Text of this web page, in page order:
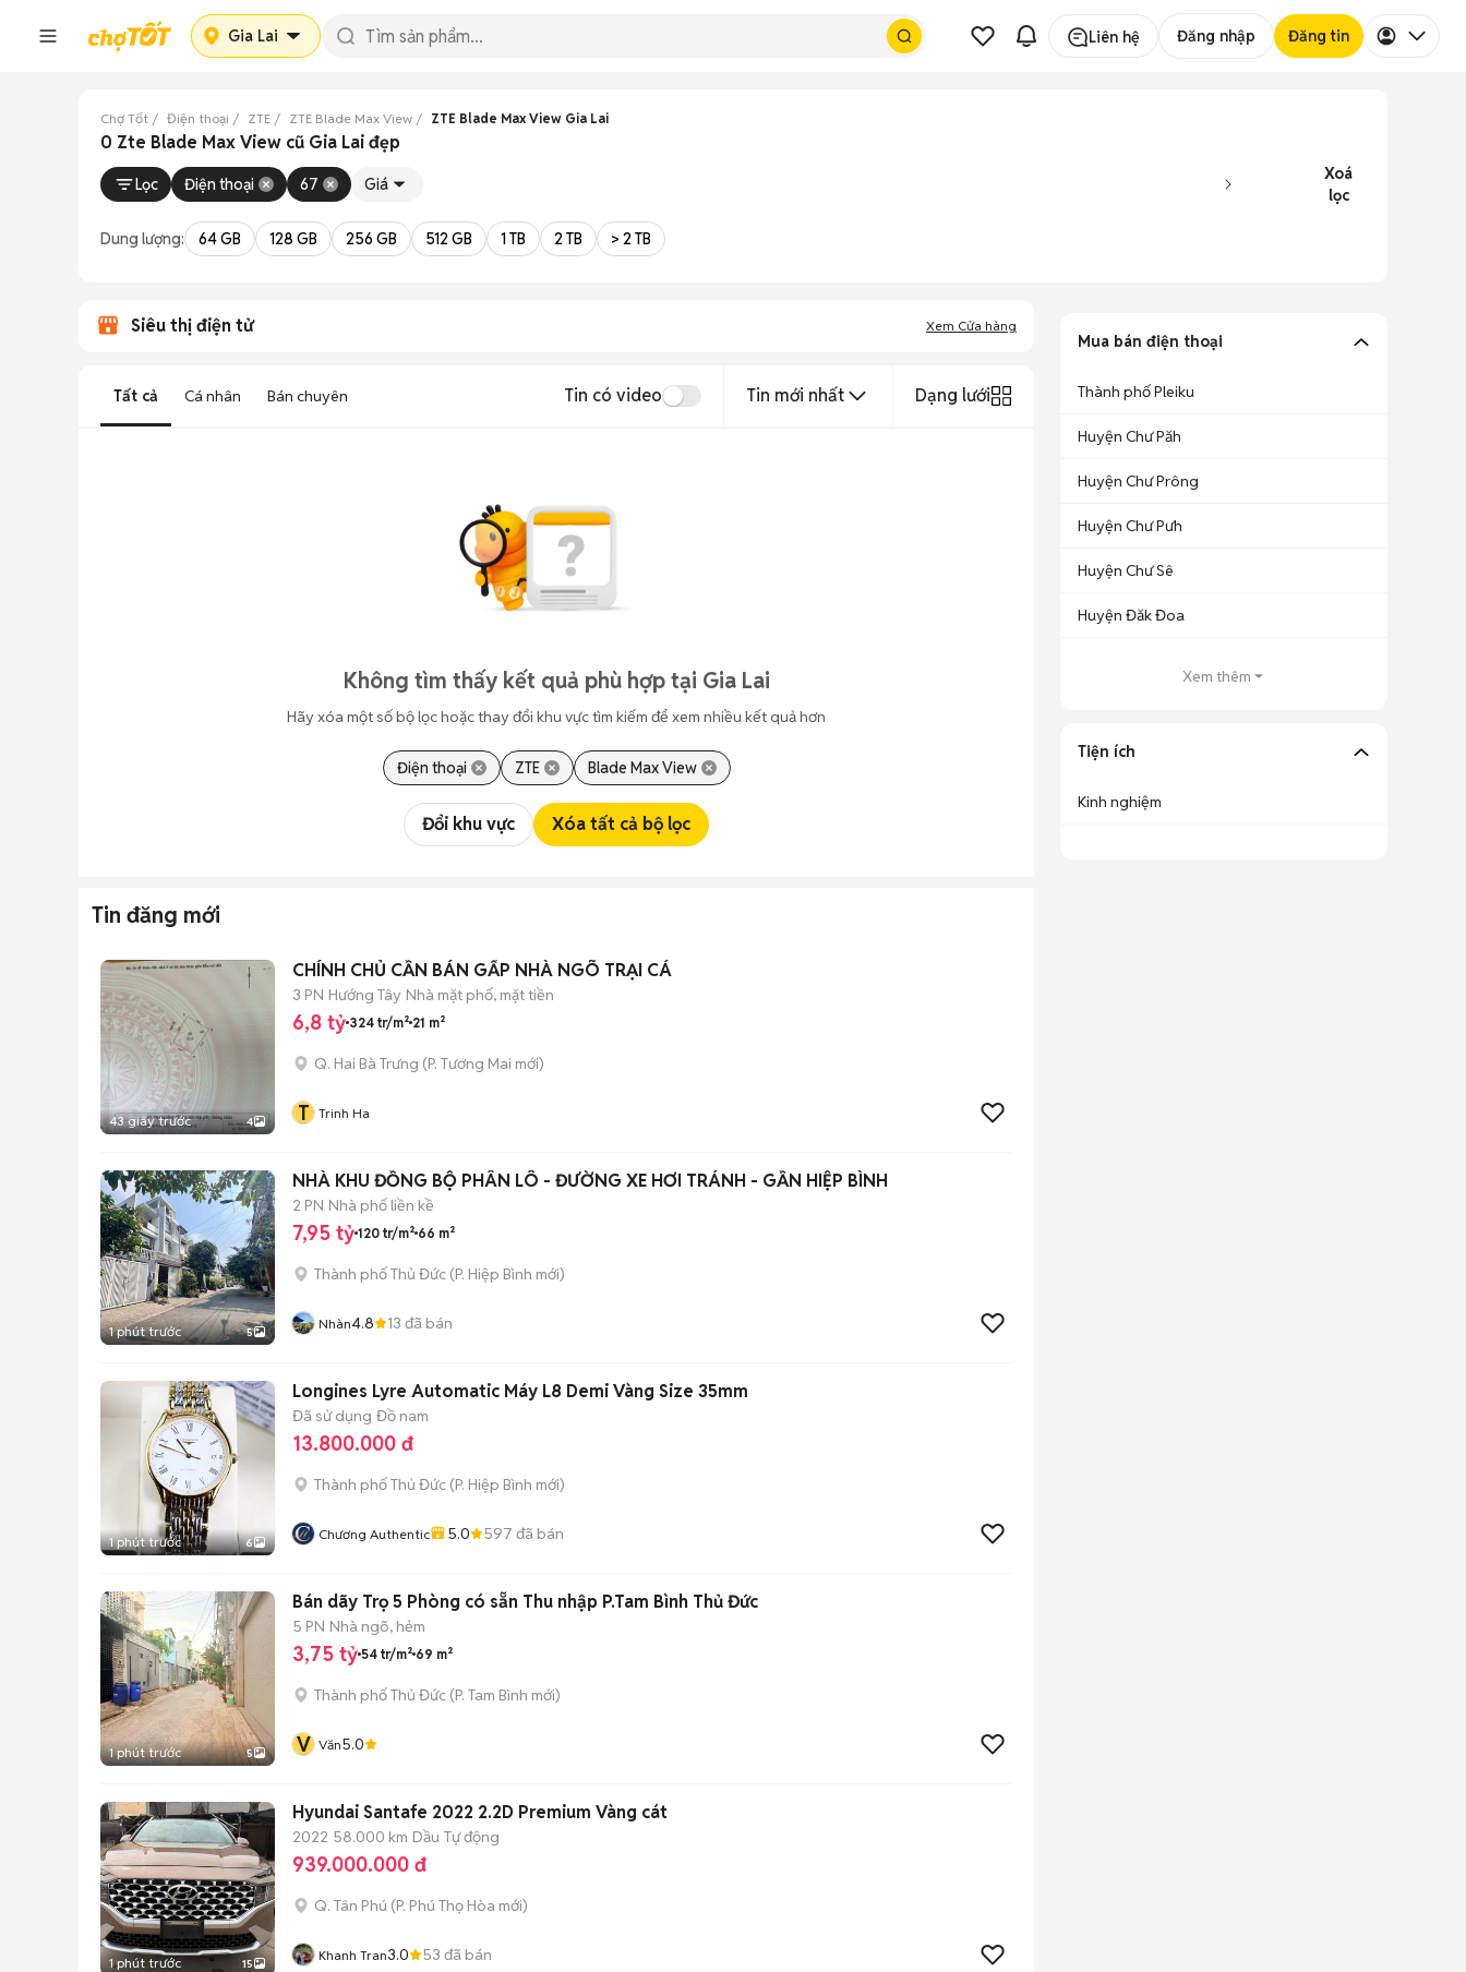
Gia Lai Liên hệ Đăng nhập Đăng tin
Chợ Tốt Điện thoại ZTE ZTE Blade Max View ZTE Blade Max View Gia Lai
0 Zte Blade Max View cũ Gia Lai đẹp
Lọc Điện thoại 67 Giá
Xoá
lọc
Dung lượng: 64 GB 128 GB 256 GB 512 GB 1 TB 2 TB > 2 TB
Siêu thị điện tử Xem Cửa hàng
Tất cả Cá nhân Bán chuyên Tin có video Tin mới nhất Dạng lưới
Không tìm thấy kết quả phù hợp tại Gia Lai
Hãy xóa một số bộ lọc hoặc thay đổi khu vực tìm kiếm để xem nhiều kết quả hơn
Điện thoại ZTE Blade Max View
Đổi khu vực Xóa tất cả bộ lọc
Tin đăng mới
43 giây trước 4
CHÍNH CHỦ CẦN BÁN GẤP NHÀ NGÕ TRẠI CÁ
3 PN Hướng Tây Nhà mặt phố, mặt tiền
6,8 tỷ 324 tr/m² 21 m²
Q. Hai Bà Trưng (P. Tương Mai mới)
T Trinh Ha
1 phút trước 5
NHÀ KHU ĐỒNG BỘ PHÂN LÔ - ĐƯỜNG XE HƠI TRÁNH - GẦN HIỆP BÌNH
2 PN Nhà phố liền kề
7,95 tỷ 120 tr/m² 66 m²
Thành phố Thủ Đức (P. Hiệp Bình mới)
Nhàn4.8 13 đã bán
1 phút trước 6
Longines Lyre Automatic Máy L8 Demi Vàng Size 35mm
Đã sử dụng Đồ nam
13.800.000 đ
Thành phố Thủ Đức (P. Hiệp Bình mới)
Chương Authentic 5.0 597 đã bán
1 phút trước 5
Bán dãy Trọ 5 Phòng có sẵn Thu nhập P.Tam Bình Thủ Đức
5 PN Nhà ngõ, hẻm
3,75 tỷ 54 tr/m² 69 m²
Thành phố Thủ Đức (P. Tam Bình mới)
V Văn5.0
1 phút trước 15
Hyundai Santafe 2022 2.2D Premium Vàng cát
2022 58.000 km Dầu Tự động
939.000.000 đ
Q. Tân Phú (P. Phú Thọ Hòa mới)
Khanh Tran3.0 53 đã bán
Mua bán điện thoại
Thành phố Pleiku
Huyện Chư Păh
Huyện Chư Prông
Huyện Chư Pưh
Huyện Chư Sê
Huyện Đăk Đoa
Xem thêm
Tiện ích
Kinh nghiệm